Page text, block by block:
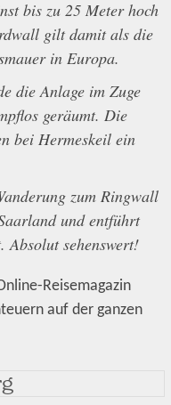
bis zu 25 Meter hoch
gilt damit als die
in Europa.
die Anlage im Zuge
geräumt. Die
bei Hermeskeil ein
zum Ringwall
und entführt
Absolut sehenswert!
Reisemagazin
auf der ganzen